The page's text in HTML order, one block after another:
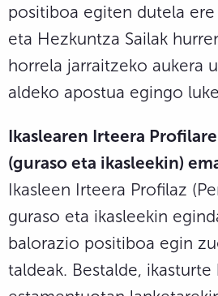
positiboa egiten dutela
eta Hezkuntza Sailak
horrela jarraitzeko aukera
aldeko apostua egingo
Ikaslearen Irteera
(guraso eta ikasleekin)
Ikasleen Irteera Profilaz
guraso eta ikasleekin
balorazio positiboa egin
taldeak. Bestalde, ikasturte